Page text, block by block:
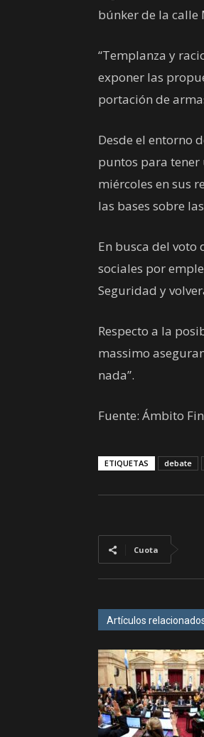
búnker de la calle
“Templanza y
exponer las
portación de
Desde el entorno
puntos para tener
miércoles en sus
las bases sobre
En busca del
sociales por
Seguridad y
Respecto a la
massimo
nada”.
Fuente: Ámbito
ETIQUETAS debate
Cuota
Artículos